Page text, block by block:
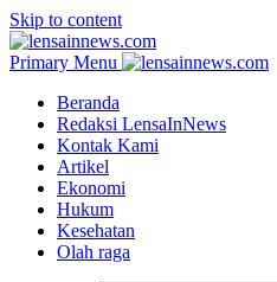
Skip to content
Primary Menu
Beranda
Redaksi LensaInNews
Kontak Kami
Artikel
Ekonomi
Hukum
Kesehatan
Olah raga